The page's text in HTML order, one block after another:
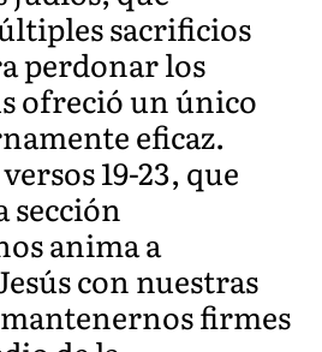
sacrificios
perdonar los
ofreció un único
eficaz.
19-23, que
sección
anima a
con nuestras
firmes